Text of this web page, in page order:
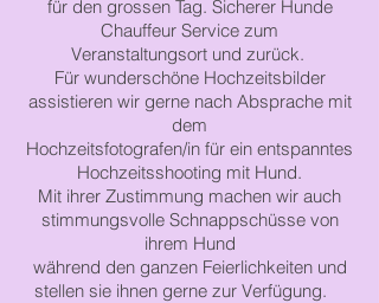
für den grossen Tag. Sicherer Hunde
Chauffeur Service zum
Veranstaltungsort und zurück.
Für wunderschöne Hochzeitsbilder
assistieren wir gerne nach Absprache mit
dem
Hochzeitsfotografen/in für ein entspanntes
Hochzeitsshooting mit Hund.
Mit ihrer Zustimmung machen wir auch
stimmungsvolle Schnappschüsse von
ihrem Hund
während den ganzen Feierlichkeiten und
stellen sie ihnen gerne zur Verfügung.